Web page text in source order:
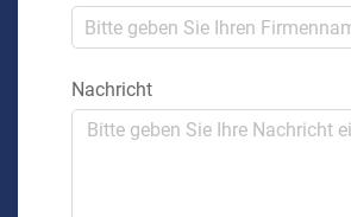
Nachricht